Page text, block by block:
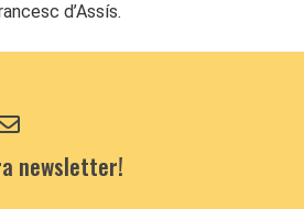
d’Assís.
newsletter!